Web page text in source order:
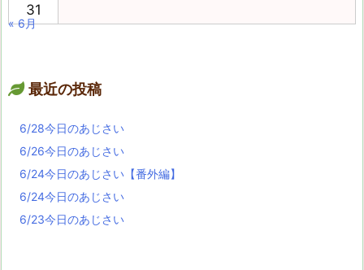
31
« 6月
最近の投稿
6/28今日のあじさい
6/26今日のあじさい
6/24今日のあじさい【番外編】
6/24今日のあじさい
6/23今日のあじさい